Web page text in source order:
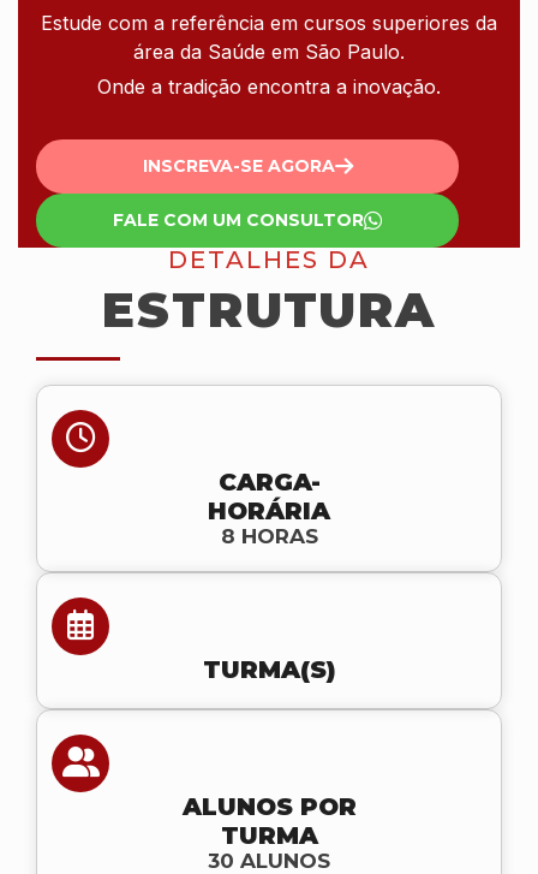
Estude com a referência em cursos superiores da
área da Saúde em São Paulo.
Onde a tradição encontra a inovação.
INSCREVA-SE AGORA
FALE COM UM CONSULTOR
DETALHES DA
ESTRUTURA
CARGA-
HORÁRIA
8 HORAS
TURMA(S)
ALUNOS POR
TURMA
30 ALUNOS